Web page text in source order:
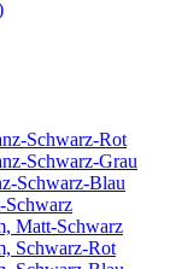
Schwarz-Rot
Schwarz-Grau
Schwarz-Blau
Matt-Schwarz
Schwarz-Rot